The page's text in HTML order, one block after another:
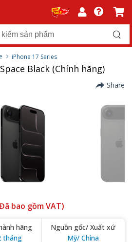
iPhone 17 Series
Black (Chính hãng)
Share
bao gồm VAT)
hãng
tháng
Nguồn gốc/ Xuất xứ
Mỹ/ China